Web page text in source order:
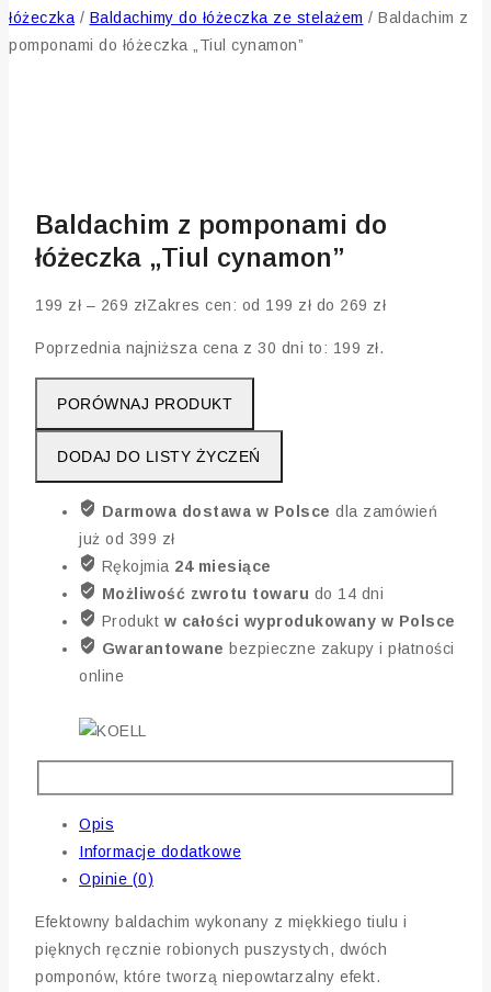
łóżeczka / Baldachimy do łóżeczka ze stelażem / Baldachim z
pomponami do łóżeczka „Tiul cynamon”
Baldachim z pomponami do
łóżeczka „Tiul cynamon”
199 zł – 269 złZakres cen: od 199 zł do 269 zł
Poprzednia najniższa cena z 30 dni to: 199 zł.
PORÓWNAJ PRODUKT
DODAJ DO LISTY ŻYCZEŃ
Darmowa dostawa w Polsce dla zamówień
już od 399 zł
Rękojmia 24 miesiące
Możliwość zwrotu towaru do 14 dni
Produkt w całości wyprodukowany w Polsce
Gwarantowane bezpieczne zakupy i płatności
online
Opis
Informacje dodatkowe
Opinie (0)
Efektowny baldachim wykonany z miękkiego tiulu i
pięknych ręcznie robionych puszystych, dwóch
pomponów, które tworzą niepowtarzalny efekt.